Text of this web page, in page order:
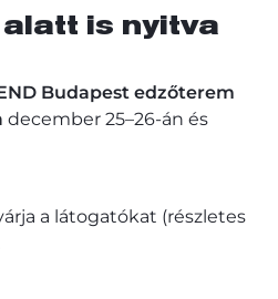
is nyitva
Budapest edzőterem
december 25–26-án és
a látogatókat (részletes